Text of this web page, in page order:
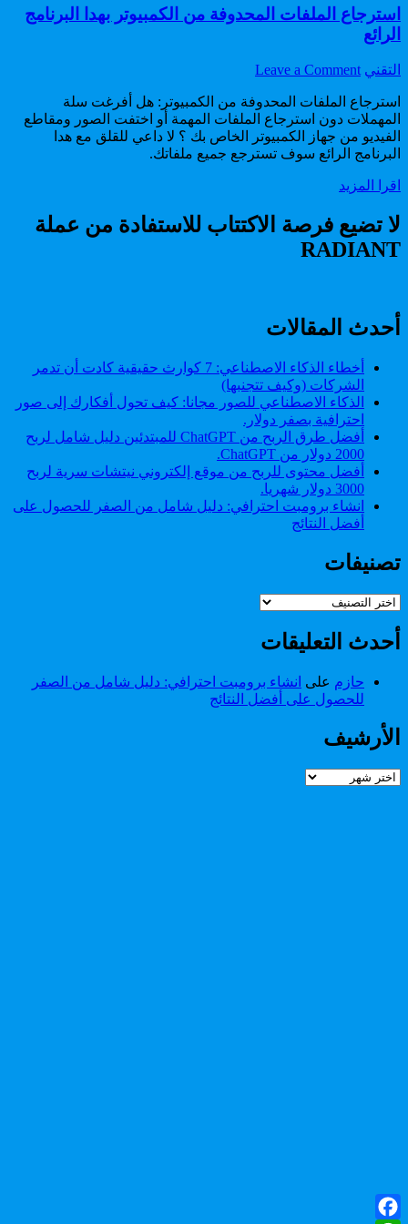
استرجاع الملفات المحدوفة من الكمبيوتر بهدا البرنامج
الرائع
Author:
التقني Leave a Comment
on
الملفات
المحدوفة
من
الكمبيوتر
استرجاع الملفات المحدوفة من الكمبيوتر: هل أفرغت سلة
المهملات دون استرجاع الملفات المهمة أو اختفت الصور ومقاطع
الفيديو من جهاز الكمبيوتر الخاص بك ؟ لا داعي للقلق مع هدا
البرنامج الرائع سوف تسترجع جميع ملفاتك.
اقرا المزيد
المحدوفة
من
الكمبيوتر
لا تضيع فرصة الاكتتاب للاستفادة من عملة
RADIANT
أحدث المقالات
أخطاء الذكاء الاصطناعي: 7 كوارث حقيقية كادت أن تدمر
الشركات (وكيف تتجنبها)
الذكاء الاصطناعي للصور مجانا: كيف تحول أفكارك إلى صور
احترافية بصفر دولار.
أفضل طرق الربح من ChatGPT للمبتدئين دليل شامل لربح
2000 دولار من ChatGPT.
أفضل محتوى للربح من موقع إلكتروني نيتشات سرية لربح
3000 دولار شهريا.
انشاء برومبت احترافي: دليل شامل من الصفر للحصول على
أفضل النتائج
تصنيفات
تصنيفات
أحدث التعليقات
حازم على انشاء برومبت احترافي: دليل شامل من الصفر
للحصول على أفضل النتائج
الأرشيف
الأرشيف